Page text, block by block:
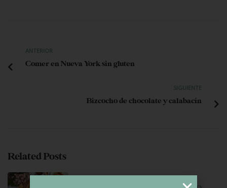
ANTERIOR
Comer en Nueva York sin gluten
SIGUIENTE
Bizcocho de chocolate y calabacín
Related Posts
junio 29, 2026